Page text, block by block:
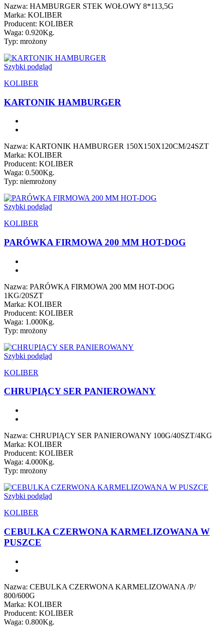
Nazwa: HAMBURGER STEK WOŁOWY 8*113,5G
Marka: KOLIBER
Producent: KOLIBER
Waga: 0.920Kg.
Typ: mrożony
Szybki podgląd
KOLIBER
KARTONIK HAMBURGER
Nazwa: KARTONIK HAMBURGER 150X150X120CM/24SZT
Marka: KOLIBER
Producent: KOLIBER
Waga: 0.500Kg.
Typ: niemrożony
Szybki podgląd
KOLIBER
PARÓWKA FIRMOWA 200 MM HOT-DOG
Nazwa: PARÓWKA FIRMOWA 200 MM HOT-DOG
1KG/20SZT
Marka: KOLIBER
Producent: KOLIBER
Waga: 1.000Kg.
Typ: mrożony
Szybki podgląd
KOLIBER
CHRUPIĄCY SER PANIEROWANY
Nazwa: CHRUPIĄCY SER PANIEROWANY 100G/40SZT/4KG
Marka: KOLIBER
Producent: KOLIBER
Waga: 4.000Kg.
Typ: mrożony
Szybki podgląd
KOLIBER
CEBULKA CZERWONA KARMELIZOWANA W
PUSZCE
Nazwa: CEBULKA CZERWONA KARMELIZOWANA /P/
800/600G
Marka: KOLIBER
Producent: KOLIBER
Waga: 0.800Kg.